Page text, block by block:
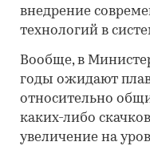
внедрение
технологий в
Вообще, в
годы ожидают
относительно
каких-либо
увеличение на